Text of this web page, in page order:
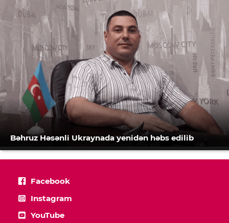
Bəhruz Həsənli Ukraynada yenidən həbs edilib
Facebook
Instagram
YouTube